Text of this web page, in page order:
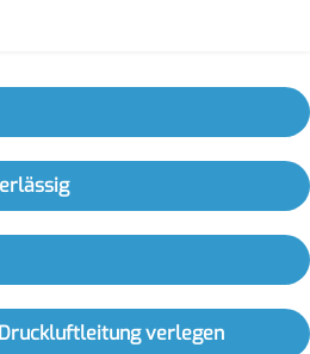
verlegen